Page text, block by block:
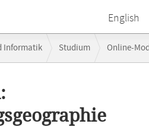
English
Informatik Studium Online-